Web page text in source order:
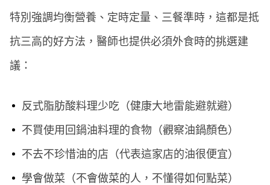
特別強調均衡營養、定時定量、三餐準時，這都是抵
抗三高的好方法，醫師也提供必須外食時的挑選建
議：
反式脂肪酸料理少吃（健康大地雷能避就避）
不買使用回鍋油料理的食物（觀察油鍋顏色）
不去不珍惜油的店（代表這家店的油很便宜）
學會做菜（不會做菜的人，不懂得如何點菜）